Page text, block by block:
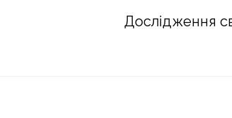
Дослідження